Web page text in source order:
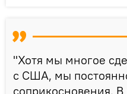
"Хотя мы многое
с США, мы
соприкосновения.